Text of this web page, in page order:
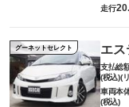
走行
グーネットセレクト エス
支払総
(税込)(
車両本
(税込)